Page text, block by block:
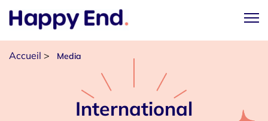
Accueil > Media
International